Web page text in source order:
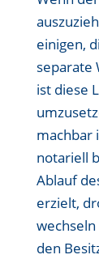
einigen,
separate
ist diese
machbar
notariell
Ablauf
erzielt,
den